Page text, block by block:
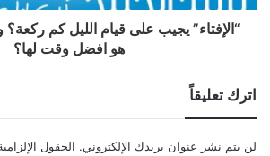
“الإفتاء” يجيب على قيام الليل كم
هو افضل وقت لها؟
اترك تعليقاً
لن يتم نشر عنوان بريدك الإلكتروني. الحقول